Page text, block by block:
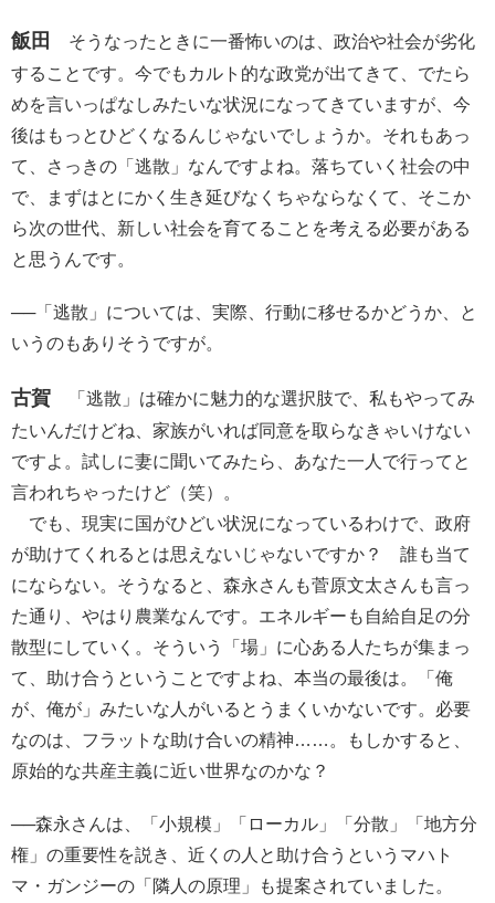
飯田
そうなったときに一番怖いのは、政治や社会が劣化
することです。今でもカルト的な政党が出てきて、でたら
めを言いっぱなしみたいな状況になってきていますが、今
後はもっとひどくなるんじゃないでしょうか。それもあっ
て、さっきの「逃散」なんですよね。落ちていく社会の中
で、まずはとにかく生き延びなくちゃならなくて、そこか
ら次の世代、新しい社会を育てることを考える必要がある
と思うんです。
──「逃散」については、実際、行動に移せるかどうか、と
いうのもありそうですが。
古賀 「逃散」は確かに魅力的な選択肢で、私もやってみ
たいんだけどね、家族がいれば同意を取らなきゃいけない
ですよ。試しに妻に聞いてみたら、あなた一人で行ってと
言われちゃったけど（笑）。
でも、現実に国がひどい状況になっているわけで、政府
が助けてくれるとは思えないじゃないですか？ 誰も当て
にならない。そうなると、森永さんも菅原文太さんも言っ
た通り、やはり農業なんです。エネルギーも自給自足の分
散型にしていく。そういう「場」に心ある人たちが集まっ
て、助け合うということですよね、本当の最後は。「俺
が、俺が」みたいな人がいるとうまくいかないです。必要
なのは、フラットな助け合いの精神……。もしかすると、
原始的な共産主義に近い世界なのかな？
──森永さんは、「小規模」「ローカル」「分散」「地方分
権」の重要性を説き、近くの人と助け合うというマハト
マ・ガンジーの「隣人の原理」も提案されていました。